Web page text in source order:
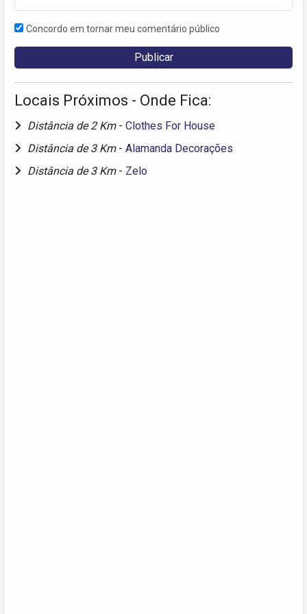
Concordo em tornar meu comentário público
Locais Próximos - Onde Fica:
Distância de 2 Km - Clothes For House
Distância de 3 Km - Alamanda Decorações
Distância de 3 Km - Zelo